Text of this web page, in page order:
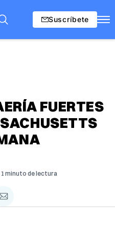
Suscríbete
FUERTES
1 minuto de lectura
Compartir
via